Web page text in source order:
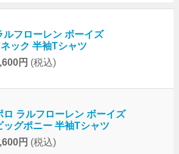
ルフローレン ボーイズ
ック 半袖Tシャツ
円 (税込)
ロ ラルフローレン ボーイズ
ッグポニー 半袖Tシャツ
円 (税込)